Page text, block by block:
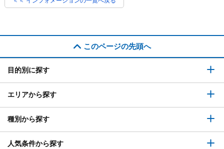
このページの先頭へ
目的別に探す
エリアから探す
種別から探す
人気条件から探す